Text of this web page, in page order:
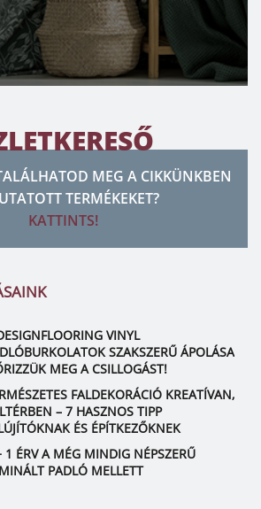
MEG A CIKKÜNKBEN
TERMÉKEKET?
KATTINTS!
VINYL
SZAKSZERŰ ÁPOLÁSA
MEG A CSILLOGÁST!
FALDEKORÁCIÓ KREATÍVAN,
– 7 HASZNOS TIPP
ÉS ÉPÍTKEZŐKNEK
1 ÉRV A MÉG MINDIG NÉPSZERŰ
PADLÓ MELLETT